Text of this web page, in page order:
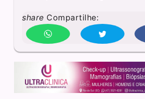
share Compartilhe: